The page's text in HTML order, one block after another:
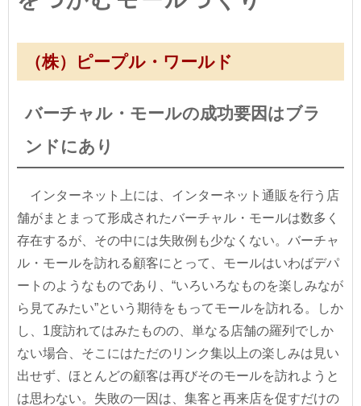
（株）ピープル・ワールド
バーチャル・モールの成功要因はブラ
ンドにあり
インターネット上には、インターネット通販を行う店
舗がまとまって形成されたバーチャル・モールは数多く
存在するが、その中には失敗例も少なくない。バーチャ
ル・モールを訪れる顧客にとって、モールはいわばデパ
ートのようなものであり、“いろいろなものを楽しみなが
ら見てみたい”という期待をもってモールを訪れる。しか
し、1度訪れてはみたものの、単なる店舗の羅列でしか
ない場合、そこにはただのリンク集以上の楽しみは見い
出せず、ほとんどの顧客は再びそのモールを訪れようと
は思わない。失敗の一因は、集客と再来店を促すだけの